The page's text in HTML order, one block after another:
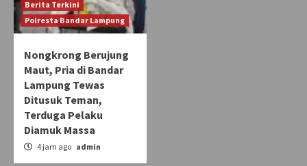
Berita Terkini
Polresta Bandar Lampung
Nongkrong Berujung
Maut, Pria di Bandar
Lampung Tewas
Ditusuk Teman,
Terduga Pelaku
Diamuk Massa
4 jam ago admin